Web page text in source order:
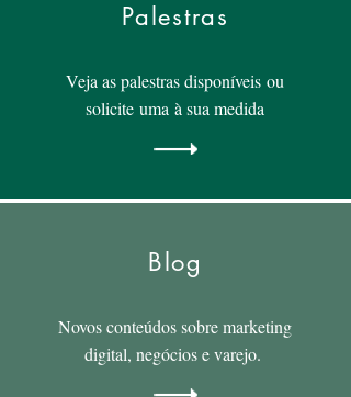
Palestras
Veja as palestras disponíveis ou
solicite uma à sua medida
Blog
Novos conteúdos sobre marketing
digital, negócios e varejo.